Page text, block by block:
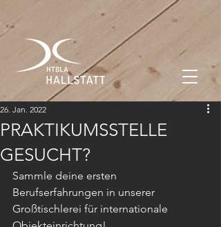
PRAKTIKUMSSTELLE
GESUCHT?
26. Jan. 2022
Sammle deine ersten
Berufserfahrungen in unserer
Großtischlerei für internationale